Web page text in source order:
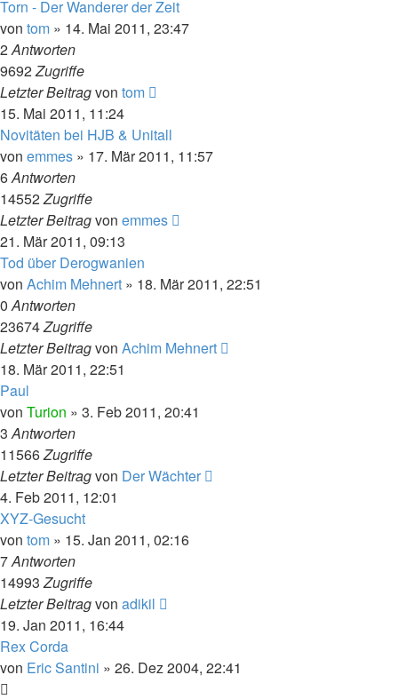
Torn - Der Wanderer der Zeit
von tom » 14. Mai 2011, 23:47
2Antworten
9692Zugriffe
Letzter Beitragvon tom
15. Mai 2011, 11:24
Novitäten bei HJB & Unitall
von emmes » 17. Mär 2011, 11:57
6Antworten
14552Zugriffe
Letzter Beitragvon emmes
21. Mär 2011, 09:13
Tod über Derogwanien
von Achim Mehnert » 18. Mär 2011, 22:51
0Antworten
23674Zugriffe
Letzter Beitragvon Achim Mehnert
18. Mär 2011, 22:51
Paul
von Turion » 3. Feb 2011, 20:41
3Antworten
11566Zugriffe
Letzter Beitragvon Der Wächter
4. Feb 2011, 12:01
XYZ-Gesucht
von tom » 15. Jan 2011, 02:16
7Antworten
14993Zugriffe
Letzter Beitragvon adikil
19. Jan 2011, 16:44
Rex Corda
von Eric Santini » 26. Dez 2004, 22:41